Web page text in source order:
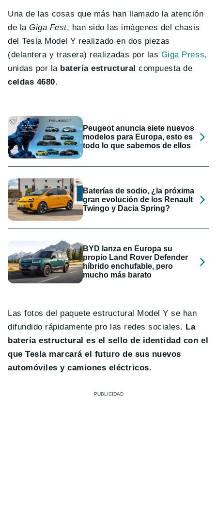
Una de las cosas que más han llamado la atención
de laGiga Fest, han sido las imágenes del chasis
del Tesla Model Y realizado en dos piezas
(delantera y trasera) realizadas por las Giga Press,
unidas por la batería estructural compuesta de
celdas 4680.
Peugeot anuncia siete nuevos
modelos para Europa, esto es
todo lo que sabemos de ellos
Baterías de sodio, ¿la próxima
gran evolución de los Renault
Twingo y Dacia Spring?
BYD lanza en Europa su
propio Land Rover Defender
híbrido enchufable, pero
mucho más barato
Las fotos del paquete estructural Model Y se han
difundido rápidamente pro las redes sociales. La
batería estructural es el sello de identidad con el
que Tesla marcará el futuro de sus nuevos
automóviles y camiones eléctricos.